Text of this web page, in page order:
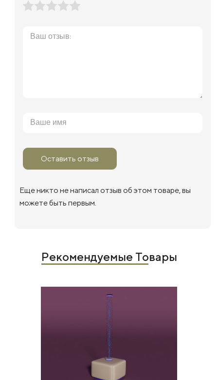
Оставить отзыв
Еще никто не написал отзыв об этом товаре, вы
можете быть первым.
Рекомендуемые Товары